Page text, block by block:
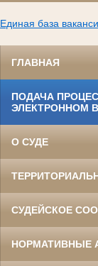
Единая база
ГЛАВНАЯ
ПОДАЧА
ЭЛЕКТРОННОМ
О СУДЕ
СУДЕЙСКОЕ
НОРМАТИВНЫЕ